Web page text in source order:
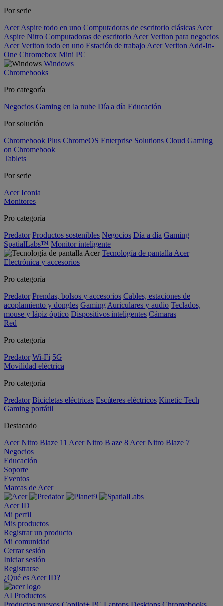
Por serie
Acer Aspire todo en uno Computadoras de escritorio clásicas Acer
Aspire Nitro Computadoras de escritorio Acer Veriton para negocios
Acer Veriton todo en uno Estación de trabajo Acer Veriton Add-In-
One Chromebox Mini PC
Windows
Chromebooks
Pro categoría
Negocios Gaming en la nube Día a día Educación
Por solución
Chromebook Plus ChromeOS Enterprise Solutions Cloud Gaming
on Chromebook
Tablets
Por serie
Acer Iconia
Monitores
Pro categoría
Predator Productos sostenibles Negocios Día a día Gaming
SpatialLabs™ Monitor inteligente
Tecnología de pantalla Acer
Electrónica y accesorios
Pro categoría
Predator Prendas, bolsos y accesorios Cables, estaciones de
acoplamiento y dongles Gaming Auriculares y audio Teclados,
mouse y lápiz óptico Dispositivos inteligentes Cámaras
Red
Pro categoría
Predator Wi-Fi 5G
Movilidad eléctrica
Pro categoría
Predator Bicicletas eléctricas Escúteres eléctricos Kinetic Tech
Gaming portátil
Destacado
Acer Nitro Blaze 11 Acer Nitro Blaze 8 Acer Nitro Blaze 7
Negocios
Educación
Soporte
Eventos
Marcas de Acer
Acer ID
Mi perfil
Mis productos
Registrar un producto
Mi comunidad
Cerrar sesión
Iniciar sesión
Registrarse
¿Qué es Acer ID?
AI Productos
Productos nuevos Copilot+ PC Laptops Desktops Chromebooks